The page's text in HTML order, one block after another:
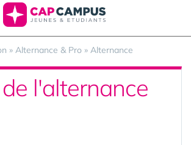
» Alternance & Pro » Alternance
l'alternance
des cookies